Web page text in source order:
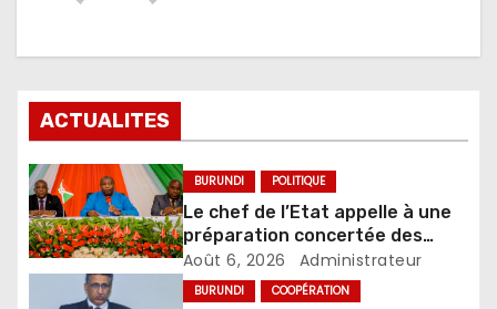
ACTUALITES
BURUNDI POLITIQUE
Le chef de l’Etat appelle à une
préparation concertée des
élections de 2027
Août 6, 2026 Administrateur
BURUNDI COOPÉRATION